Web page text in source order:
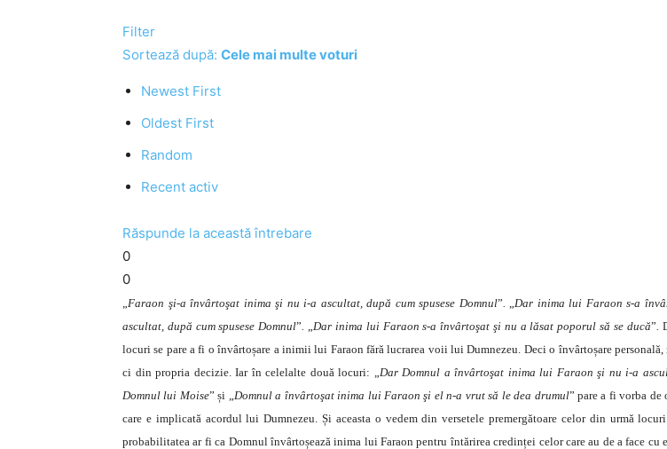
Filter
Sortează după: Cele mai multe voturi
Newest First
Oldest First
Random
Recent activ
Răspunde la această întrebare
0
0
„Faraon şi-a învârtoşat inima şi nu i-a ascultat, după cum spusese Domnul”. „Dar inima lui Faraon s-a
ascultat, după cum spusese Domnul”. „Dar inima lui Faraon s-a învârtoşat şi nu a lăsat poporul să se ducă”.
locuri se pare a fi o învârtoșare a inimii lui Faraon fără lucrarea voii lui Dumnezeu. Deci o învârtoșare
ci din propria decizie. Iar în celelalte două locuri: „Dar Domnul a învârtoşat inima lui Faraon şi nu i-a
Domnul lui Moise” și „Domnul a învârtoşat inima lui Faraon şi el n-a vrut să le dea drumul” pare a fi vorba de
care e implicată acordul lui Dumnezeu. Și aceasta o vedem din versetele premergătoare celor din urmă
probabilitatea ar fi ca Domnul învârtoșează inima lui Faraon pentru întărirea credinței celor care au de a face cu